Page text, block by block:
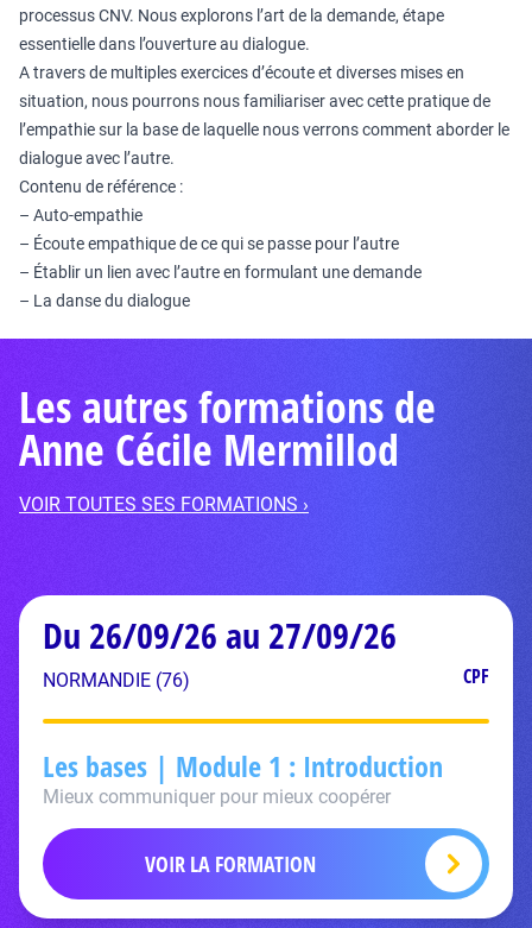
processus CNV. Nous explorons l’art de la demande, étape
essentielle dans l’ouverture au dialogue.
A travers de multiples exercices d’écoute et diverses mises en
situation, nous pourrons nous familiariser avec cette pratique de
l’empathie sur la base de laquelle nous verrons comment aborder le
dialogue avec l’autre.
Contenu de référence :
– Auto-empathie
– Écoute empathique de ce qui se passe pour l’autre
– Établir un lien avec l’autre en formulant une demande
– La danse du dialogue
Les autres formations de
Anne Cécile Mermillod
VOIR TOUTES SES FORMATIONS ›
Du 26/09/26 au 27/09/26
NORMANDIE (76) CPF
Les bases | Module 1 : Introduction
Mieux communiquer pour mieux coopérer
VOIR LA FORMATION